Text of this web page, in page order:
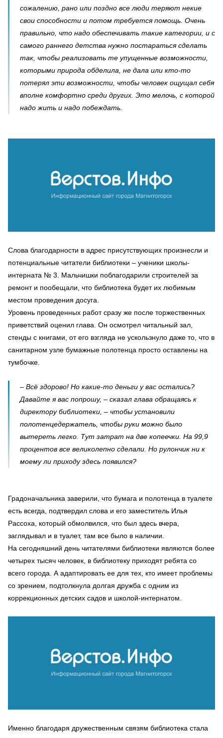
сожалению, рано или поздно все люди теряют некие
свои способности и потом требуется помощь. Очень
правильно, что надо обеспечивать такие категории, и с
самого раннего детства нужно постараться сделать
так, чтобы реализовать те упущенные возможности,
которыми природа обделила, не дала или кто-то
потерял эти возможности, чтобы человек ощущал себя
вполне комфортно среди других. Это мелочь, с которой
надо жить и надо побеждать.
Слова благодарности в адрес присутствующих произнесли и
потенциальные читатели библиотеки – ученики школы-
интерната № 3. Мальчишки поблагодарили строителей за
ремонт и пообещали, что библиотека будет их любимым
местом проведения досуга.
Уровень проведенных работ сразу же после торжественных
приветствий оценил глава. Он осмотрел читальный зал,
стенды с книгами, от его взгляда не ускользнуло даже то, что в
санитарном узле бумажные полотенца просто оставлены на
тумбочке.
– Всё здорово! Но какие-то деньги у вас остались?
Давайте я вас попрошу, – сказал глава обращаясь к
директору библиотеки, – чтобы установили
полотенцедержатель, чтобы руки можно было
вытереть легко. Тут затрат на две копеечки. На 99,9
процентов все великолепно сделали. Но рулончик ни к
моему ли приходу здесь появился?
Градоначальника заверили, что бумага и полотенца в туалете
есть всегда, подтвердил слова и его заместитель Илья
Рассоха, который обмолвился, что был здесь вчера,
заглядывал и в туалет, там все было в наличии.
На сегодняшний день читателями библиотеки являются более
четырех тысяч человек, в библиотеку приходят ребята со
всего города. А адаптировать ее для тех, кто имеет проблемы
со зрением, подтолкнула долгая дружба с одним из
коррекционных детских садов и школой-интернатом.
Именно благодаря дружественным связям библиотека стала